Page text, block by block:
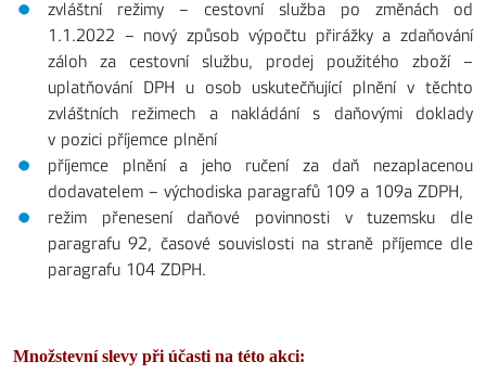
zvláštní režimy – cestovní služba po změnách od
1.1.2022 – nový způsob výpočtu přirážky a zdaňování
záloh za cestovní službu, prodej použitého zboží –
uplatňování DPH u osob uskutečňující plnění v těchto
zvláštních režimech a nakládání s daňovými doklady
v pozici příjemce plnění
příjemce plnění a jeho ručení za daň nezaplacenou
dodavatelem – východiska paragrafů 109 a 109a ZDPH,
režim přenesení daňové povinnosti v tuzemsku dle
paragrafu 92, časové souvislosti na straně příjemce dle
paragrafu 104 ZDPH.
Množstevní slevy při účasti na této akci: